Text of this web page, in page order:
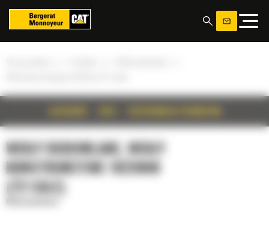
WIDŁY BUDOWLANE, WIDŁY
KONSTRUKCYJNE 1829MM
(72 CALE)
Panel zarządzania plikami cookies